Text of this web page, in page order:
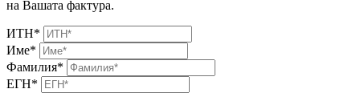
на Вашата фактура.
ИТН*
Име*
Фамилия*
ЕГН*